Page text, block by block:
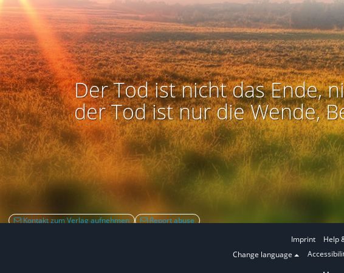
Der Tod ist nicht das Ende,
der Tod ist nur die Wende,
Kontakt zum Verlag aufnehmen
Report abuse
Imprint
Help
Change language
I